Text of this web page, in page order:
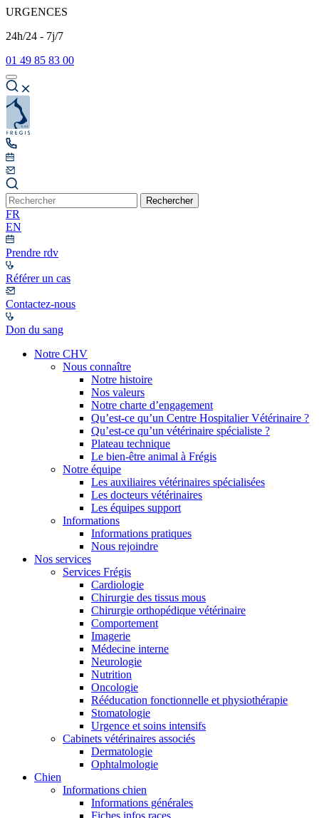
URGENCES
24h/24 - 7j/7
01 49 85 83 00
Rechercher
FR
EN
Prendre rdv
Référer un cas
Contactez-nous
Don du sang
Notre CHV
Nous connaître
Notre histoire
Nos valeurs
Notre charte d’engagement
Qu’est-ce qu’un Centre Hospitalier Vétérinaire ?
Qu’est-ce qu’un vétérinaire spécialiste ?
Plateau technique
Le bien-être animal à Frégis
Notre équipe
Les auxiliaires vétérinaires spécialisées
Les docteurs vétérinaires
Les équipes support
Informations
Informations pratiques
Nous rejoindre
Nos services
Services Frégis
Cardiologie
Chirurgie des tissus mous
Chirurgie orthopédique vétérinaire
Comportement
Imagerie
Médecine interne
Neurologie
Nutrition
Oncologie
Rééducation fonctionnelle et physiothérapie
Stomatologie
Urgence et soins intensifs
Cabinets vétérinaires associés
Dermatologie
Ophtalmologie
Chien
Informations chien
Informations générales
Fiches infos races